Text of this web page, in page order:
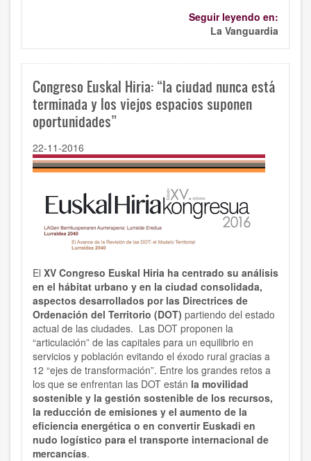
Seguir leyendo en:
La Vanguardia
Congreso Euskal Hiria: “la ciudad nunca está
terminada y los viejos espacios suponen
oportunidades”
22-11-2016
El XV Congreso Euskal Hiria ha centrado su análisis
en el hábitat urbano y en la ciudad consolidada,
aspectos desarrollados por las Directrices de
Ordenación del Territorio (DOT) partiendo del estado
actual de las ciudades. Las DOT proponen la
“articulación” de las capitales para un equilibrio en
servicios y población evitando el éxodo rural gracias a
12 “ejes de transformación”. Entre los grandes retos a
los que se enfrentan las DOT están la movilidad
sostenible y la gestión sostenible de los recursos,
la reducción de emisiones y el aumento de la
eficiencia energética o en convertir Euskadi en
nudo logístico para el transporte internacional de
mercancías.